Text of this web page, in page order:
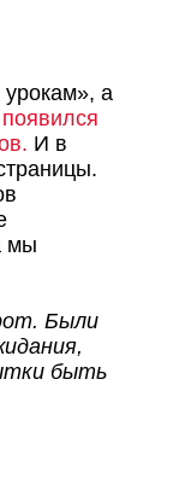
а
И в
мы
Были
быть